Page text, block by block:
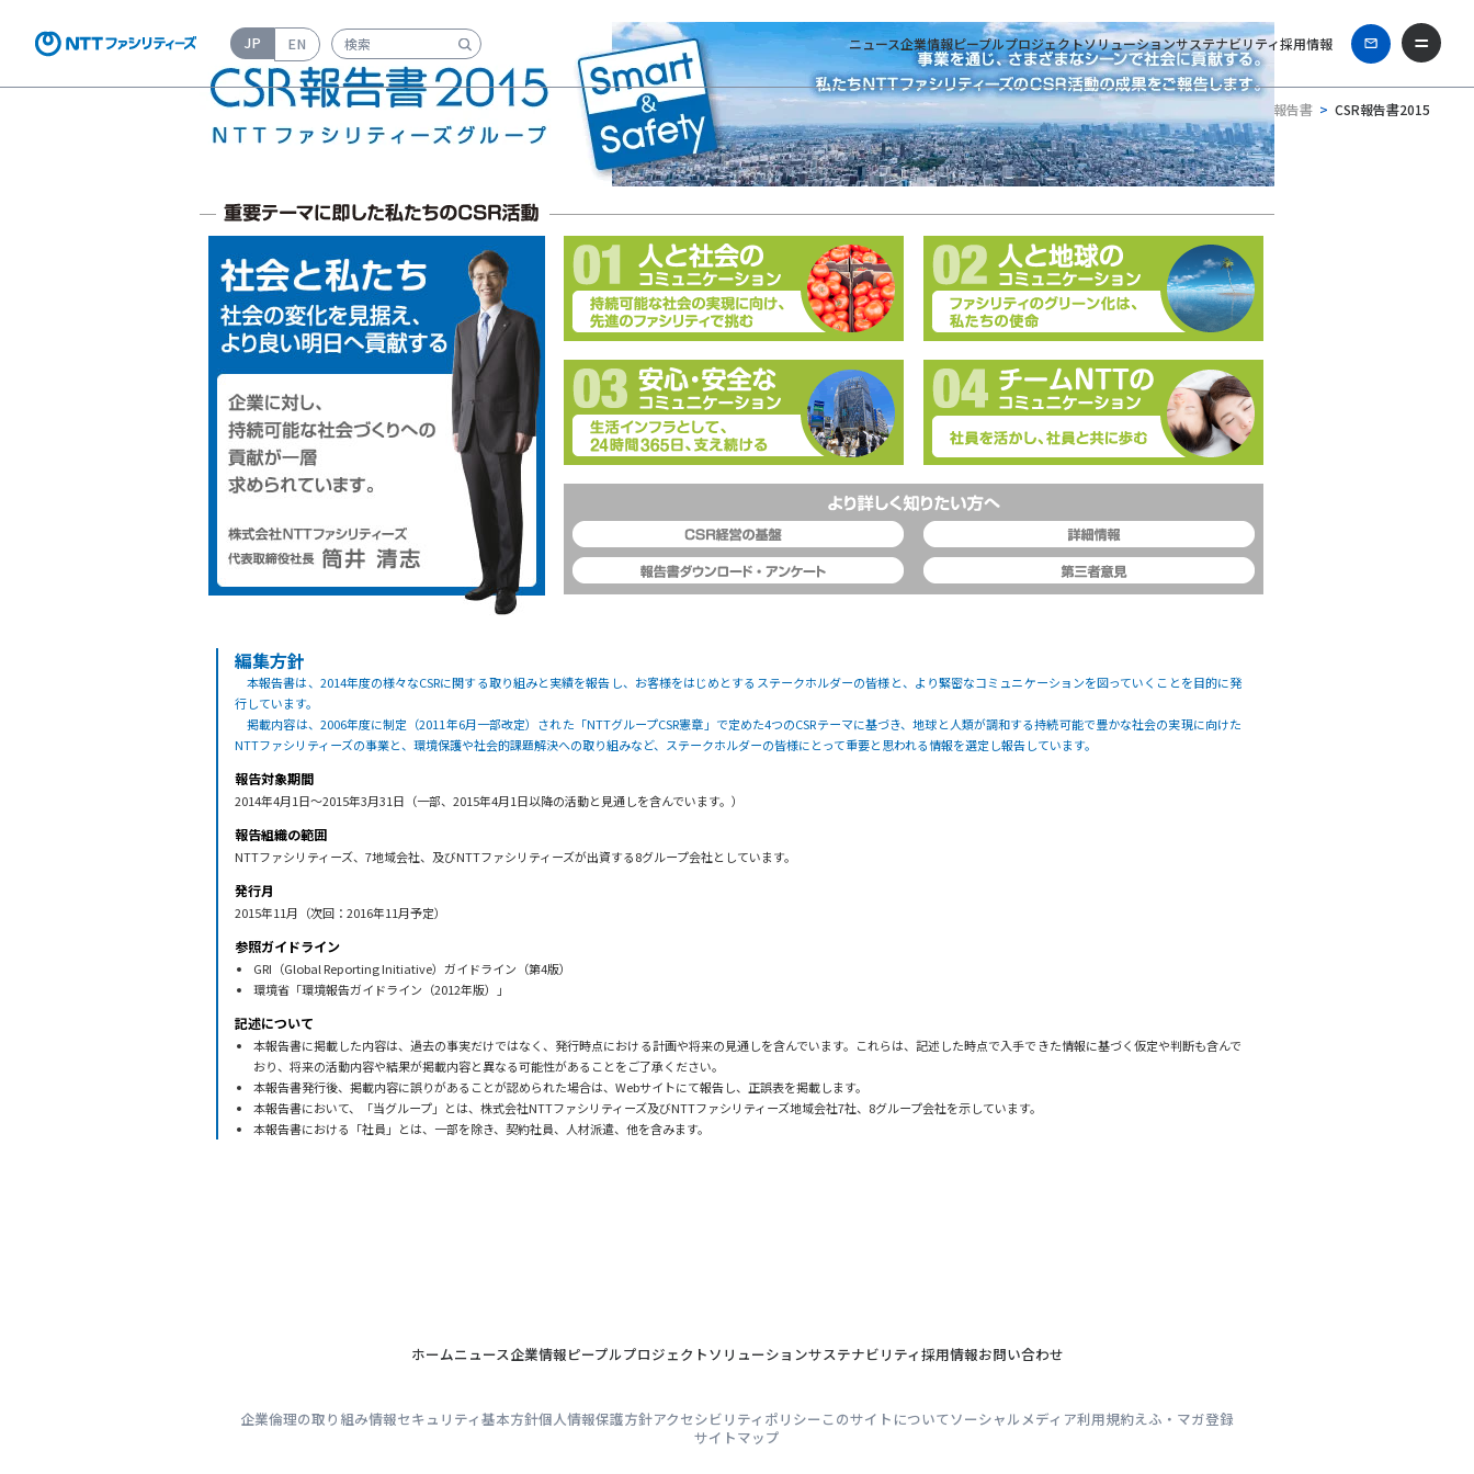
JP EN 検索キーワード入力 ニュース企業情報ピープルプロジェクトソリューションサステナビリティ採用情報
CSR報告書 CSR報告書2015
編集方針
本報告書は、2014年度の様々なCSRに関する取り組みと実績を報告し、お客様をはじめとするステークホルダーの皆様と、より緊密なコミュニケーションを図っていくことを目的に発
行しています。
掲載内容は、2006年度に制定（2011年6月一部改定）された「NTTグループCSR憲章」で定めた4つのCSRテーマに基づき、地球と人類が調和する持続可能で豊かな社会の実現に向けた
NTTファシリティーズの事業と、環境保護や社会的課題解決への取り組みなど、ステークホルダーの皆様にとって重要と思われる情報を選定し報告しています。
報告対象期間
2014年4月1日～2015年3月31日（一部、2015年4月1日以降の活動と見通しを含んでいます。）
報告組織の範囲
NTTファシリティーズ、7地域会社、及びNTTファシリティーズが出資する8グループ会社としています。
発行月
2015年11月（次回：2016年11月予定）
参照ガイドライン
GRI（Global Reporting Initiative）ガイドライン（第4版）
環境省「環境報告ガイドライン（2012年版）」
記述について
本報告書に掲載した内容は、過去の事実だけではなく、発行時点における計画や将来の見通しを含んでいます。これらは、記述した時点で入手できた情報に基づく仮定や判断も含んで
おり、将来の活動内容や結果が掲載内容と異なる可能性があることをご了承ください。
本報告書発行後、掲載内容に誤りがあることが認められた場合は、Webサイトにて報告し、正誤表を掲載します。
本報告書において、「当グループ」とは、株式会社NTTファシリティーズ及びNTTファシリティーズ地域会社7社、8グループ会社を示しています。
本報告書における「社員」とは、一部を除き、契約社員、人材派遣、他を含みます。
ホームニュース企業情報ピープルプロジェクトソリューションサステナビリティ採用情報お問い合わせ
企業倫理の取り組み情報セキュリティ基本方針個人情報保護方針アクセシビリティポリシー このサイトについてソーシャルメディア利用規約えふ・マガ登録
サイトマップ